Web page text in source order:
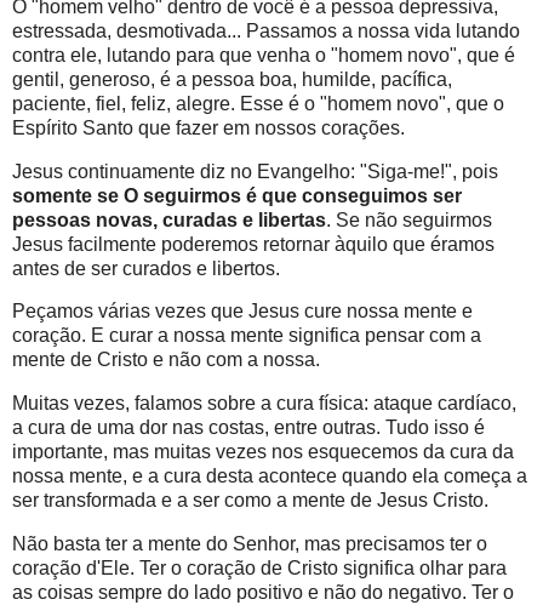
O "homem velho" dentro de você é a pessoa depressiva,
estressada, desmotivada... Passamos a nossa vida lutando
contra ele, lutando para que venha o "homem novo", que é
gentil, generoso, é a pessoa boa, humilde, pacífica,
paciente, fiel, feliz, alegre. Esse é o "homem novo", que o
Espírito Santo que fazer em nossos corações.
Jesus continuamente diz no Evangelho: "Siga-me!", pois
somente se O seguirmos é que conseguimos ser
pessoas novas, curadas e libertas. Se não seguirmos
Jesus facilmente poderemos retornar àquilo que éramos
antes de ser curados e libertos.
Peçamos várias vezes que Jesus cure nossa mente e
coração. E curar a nossa mente significa pensar com a
mente de Cristo e não com a nossa.
Muitas vezes, falamos sobre a cura física: ataque cardíaco,
a cura de uma dor nas costas, entre outras. Tudo isso é
importante, mas muitas vezes nos esquecemos da cura da
nossa mente, e a cura desta acontece quando ela começa a
ser transformada e a ser como a mente de Jesus Cristo.
Não basta ter a mente do Senhor, mas precisamos ter o
coração d'Ele. Ter o coração de Cristo significa olhar para
as coisas sempre do lado positivo e não do negativo. Ter o